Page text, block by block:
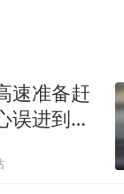
速准备赶
误进到旁
全问题吧